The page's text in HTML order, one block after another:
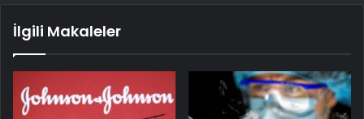
İlgili Makaleler